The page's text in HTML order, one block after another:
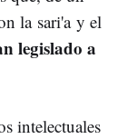
la sari'a y el
legislado a
intelectuales